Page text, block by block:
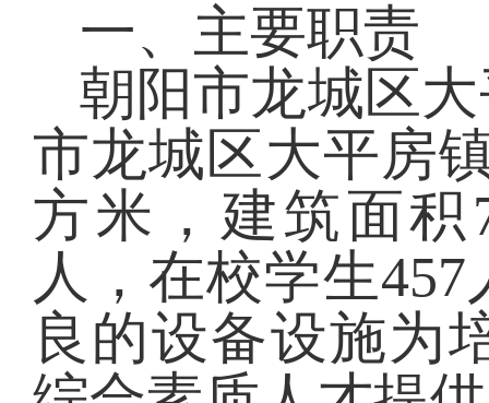
一、主要职责
朝阳市龙城区
市龙城区大平房
方米，建筑面积
人，在校学生
良的设备设施为